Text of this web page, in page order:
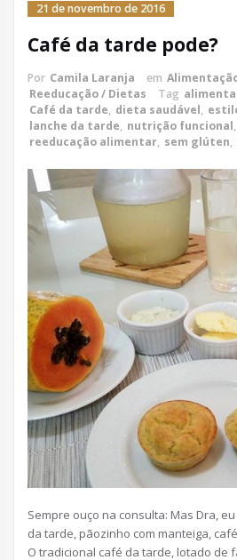
21 de novembro de 2016
Café da tarde pode?
Por Camila Laranja em
Reeducação / Dietas
Tag
Café da tarde, dieta saudável,
lanche da tarde, nutrição funcional,
reeducação alimentar, sem glúten,
Sempre ouço na consulta: Mas Dra,
da tarde, pãozinho com manteiga,
O tradicional café da tarde, lotado de